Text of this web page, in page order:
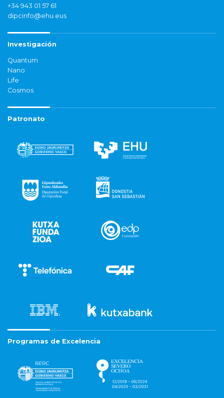
+34 943 01 57 61
dipcinfo@ehu.eus
Investigación
Quantum
Nano
Life
Cosmos
Patronato
Programas de Excelencia